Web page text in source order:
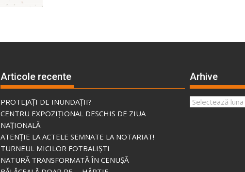
Articole recente
PROTEJAȚI DE INUNDAȚII?
CENTRU EXPOZIȚIONAL DESCHIS DE ZIUA
NAȚIONALĂ
ATENȚIE LA ACTELE SEMNATE LA NOTARIAT!
TURNEUL MICILOR FOTBALIȘTI
NATURĂ TRANSFORMATĂ ÎN CENUȘĂ
Arhive
Arhive